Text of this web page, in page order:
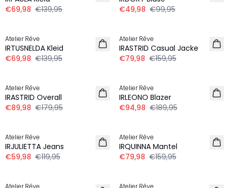
€69,98 €139,95
€49,98 €99,95
Atelier Rêve
IRTUSNELDA Kleid
€69,98 €139,95
Atelier Rêve
IRASTRID Casual Jacke
€79,98 €159,95
Atelier Rêve
IRASTRID Overall
€89,98 €179,95
Atelier Rêve
IRLEONO Blazer
€94,98 €189,95
Atelier Rêve
IRJULIETTA Jeans
€59,98 €119,95
Atelier Rêve
IRQUINNA Mantel
€79,98 €159,95
Atelier Rêve Atelier Rêve